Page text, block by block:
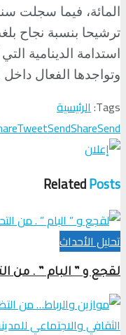
استدامة الدينامية
وتواجدها الفعال داخل
Tags: الرئيسية
TweetSendShareSend
RelatedPosts
تحلیل الأحداث
لقجع و ” البام ” . من